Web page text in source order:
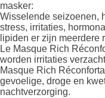
masker:
Wisselende seizoenen,
stress, irritaties,
lipiden er zijn meerdere
Le Masque Rich
worden irritaties
Masque Rich
gevoelige, droge en
nachtverzorging.